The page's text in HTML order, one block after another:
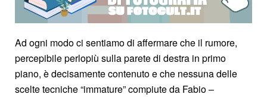
Ad ogni modo ci sentiamo di affermare che il rumore,
percepibile perlopiù sulla parete di destra in primo
piano, è decisamente contenuto e che nessuna delle
scelte tecniche “immature” compiute da Fabio –